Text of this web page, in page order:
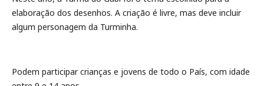
elaboração dos desenhos. A criação é livre, mas deve incluir
algum personagem da Turminha.
Podem participar crianças e jovens de todo o País, com idade